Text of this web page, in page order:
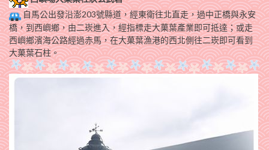
自馬公出發沿澎203號縣道，經東衛往北直走，過中正橋與永安
橋，到西嶼鄉，由二崁進入，經指標走大菓葉產業即可抵達；或走
西嶼鄉濱海公路經過赤馬，在大菓葉漁港的西北側往二崁即可看到
大菓葉石柱。